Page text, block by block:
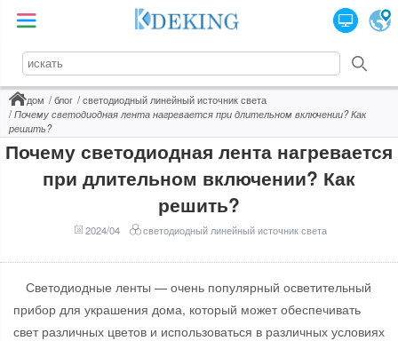
дом блог
светодиодный линейный источник света
Почему светодиодная лента нагревается при длительном включении? Как
решить?
Почему светодиодная лента нагревается
при длительном включении? Как
решить?
2024/04 светодиодный линейный источник света
Светодиодные ленты — очень популярный осветительный
прибор для украшения дома, который может обеспечивать
свет различных цветов и использоваться в различных условиях